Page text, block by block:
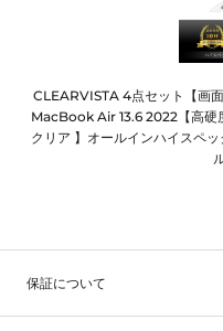
CLEARVISTA 4点セット【画
MacBook Air 13.6 2022【高硬
クリア 】オールインハイスペ
保証について